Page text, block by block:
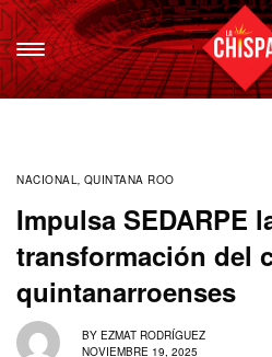
NACIONAL, QUINTANA ROO
Impulsa SEDARPE
transformación del
quintanarroenses
BY EZMAT RODRÍGUEZ
NOVIEMBRE 19, 2025